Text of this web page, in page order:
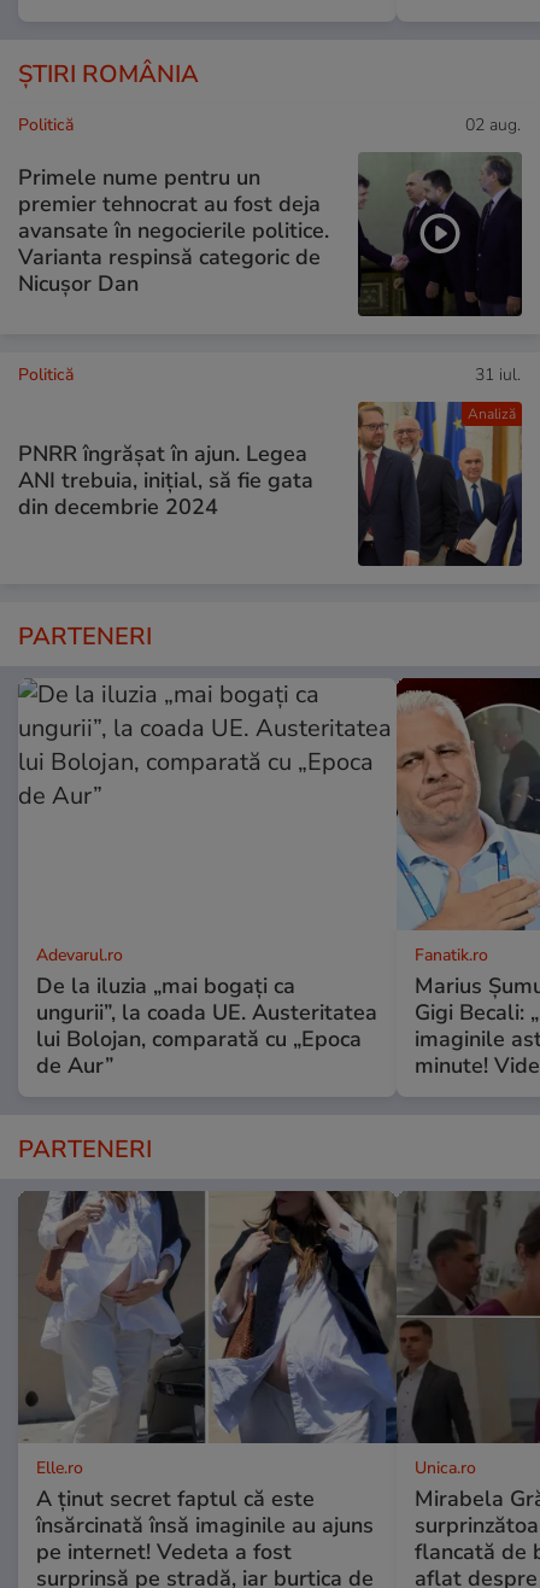
ȘTIRI ROMÂNIA
Politică 02 aug.
Primele nume pentru un
premier tehnocrat au fost deja
avansate în negocierile politice.
Varianta respinsă categoric de
Nicușor Dan
Analiză
Politică 31 iul.
PNRR îngrășat în ajun. Legea
ANI trebuia, inițial, să fie gata
din decembrie 2024
PARTENERI
Adevarul.ro
De la iluzia „mai bogați ca
ungurii”, la coada UE. Austeritatea
lui Bolojan, comparată cu „Epoca
de Aur”
Fanatik.ro
Marius
Gigi Becali:
imaginile
minute!
PARTENERI
Elle.ro
A ținut secret faptul că este
însărcinată însă imaginile au ajuns
pe internet! Vedeta a fost
surprinsă pe stradă, iar burtica de
Unica.ro
Mirabela
flancată de
aflat